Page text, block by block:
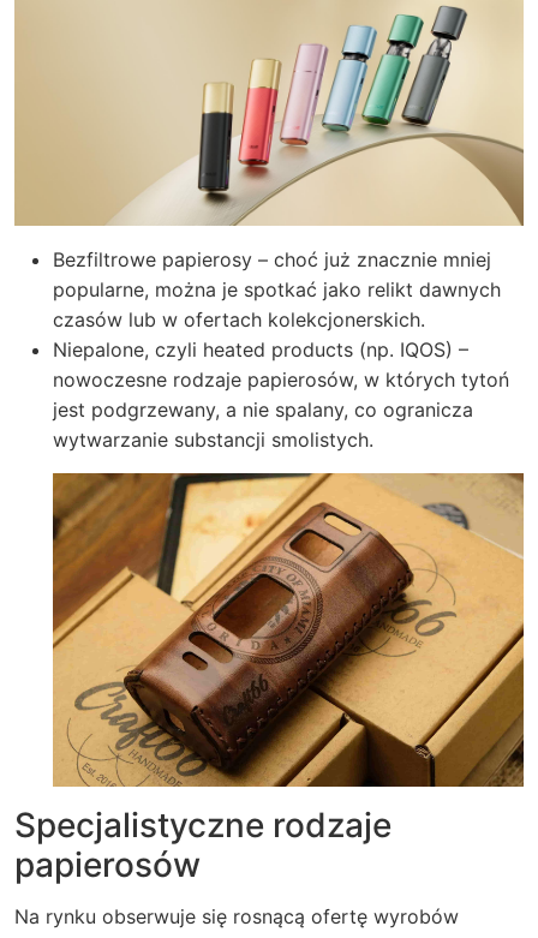
Bezfiltrowe papierosy – choć już znacznie mniej
popularne, można je spotkać jako relikt dawnych
czasów lub w ofertach kolekcjonerskich.
Niepalone, czyli heated products (np. IQOS) –
nowoczesne rodzaje papierosów, w których tytoń
jest podgrzewany, a nie spalany, co ogranicza
wytwarzanie substancji smolistych.
Specjalistyczne rodzaje
papierosów
Na rynku obserwuje się rosnącą ofertę wyrobów